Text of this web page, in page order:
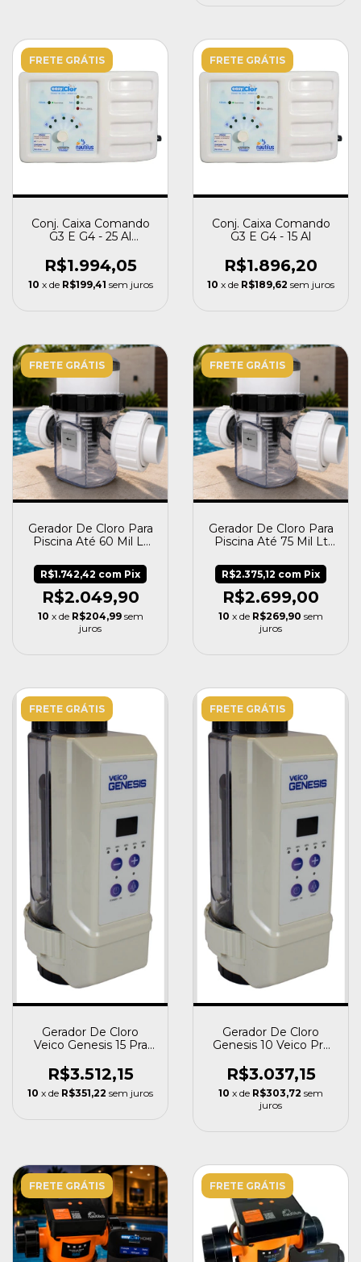
FRETE GRÁTIS
Conj. Caixa Comando
G3 E G4 - 25 Al
R$1.994,05
10 x de R$199,41 sem juros
FRETE GRÁTIS
Conj. Caixa Comando
G3 E G4 - 15 Al
R$1.896,20
10 x de R$189,62 sem juros
FRETE GRÁTIS
Gerador De Cloro Para
Piscina Até 60 Mil Lt
R$2.049,90
R$1.742,42 com Pix
10 x de R$204,99 sem
juros
FRETE GRÁTIS
Gerador De Cloro Para
Piscina Até 75 Mil Lt
R$2.699,00
R$2.375,12 com Pix
10 x de R$269,90 sem
juros
FRETE GRÁTIS
Gerador De Cloro
Veico Genesis 15 Pra
R$3.512,15
10 x de R$351,22 sem juros
FRETE GRÁTIS
Gerador De Cloro
Genesis 10 Veico Pra
R$3.037,15
10 x de R$303,72 sem
juros
FRETE GRÁTIS FRETE GRÁTIS